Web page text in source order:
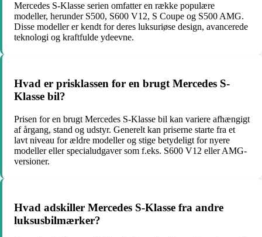
Mercedes S-Klasse serien omfatter en række populære
modeller, herunder S500, S600 V12, S Coupe og S500 AMG.
Disse modeller er kendt for deres luksuriøse design, avancerede
teknologi og kraftfulde ydeevne.
Hvad er prisklassen for en brugt Mercedes S-
Klasse bil?
Prisen for en brugt Mercedes S-Klasse bil kan variere afhængigt
af årgang, stand og udstyr. Generelt kan priserne starte fra et
lavt niveau for ældre modeller og stige betydeligt for nyere
modeller eller specialudgaver som f.eks. S600 V12 eller AMG-
versioner.
Hvad adskiller Mercedes S-Klasse fra andre
luksusbilmærker?